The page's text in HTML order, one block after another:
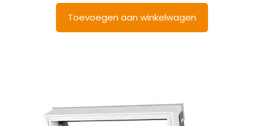
Toevoegen aan winkelwagen